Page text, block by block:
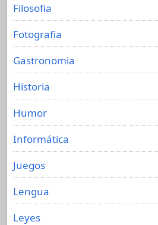
Filosofia
Fotografia
Gastronomia
Historia
Humor
Informática
Juegos
Lengua
Leyes